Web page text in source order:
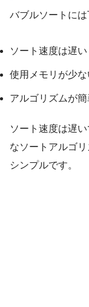
バブルソートには
ソート速度は遅い
使用メモリが少な
アルゴリズムが簡
ソート速度は遅
なソートアルゴ
シンプルです。